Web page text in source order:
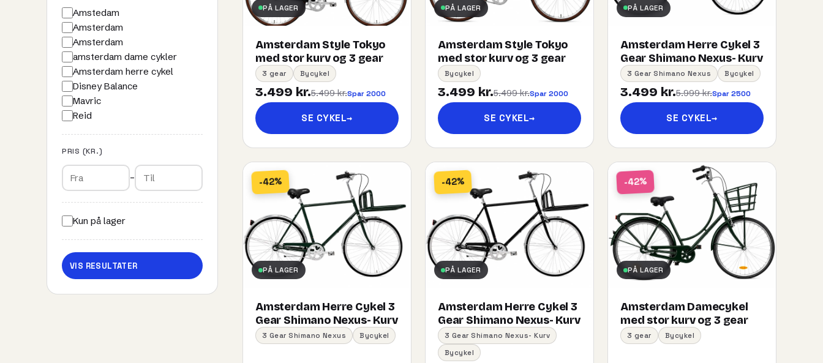
Amstedam
Amsterdam
Amsterdam
amsterdam dame cykler
Amsterdam herre cykel
Disney Balance
Mavric
Reid
PRIS (KR.)
–
Kun på lager
VIS RESULTATER
PÅ LAGER
Amsterdam Style Tokyo
med stor kurv og 3 gear
3 gear Bycykel
3.499 kr.5.499 kr.Spar 2000
SE CYKEL→
PÅ LAGER
Amsterdam Style Tokyo
med stor kurv og 3 gear
Bycykel
3.499 kr.5.499 kr.Spar 2000
SE CYKEL→
PÅ LAGER
Amsterdam Herre Cykel 3
Gear Shimano Nexus- Kurv
3 Gear Shimano Nexus Bycykel
3.499 kr.5.999 kr.Spar 2500
SE CYKEL→
-42%
PÅ LAGER
Amsterdam Herre Cykel 3
Gear Shimano Nexus- Kurv
3 Gear Shimano Nexus Bycykel
-42%
PÅ LAGER
Amsterdam Herre Cykel 3
Gear Shimano Nexus- Kurv
3 Gear Shimano Nexus- Kurv
Bycykel
-42%
PÅ LAGER
Amsterdam Damecykel
med stor kurv og 3 gear
3 gear Bycykel